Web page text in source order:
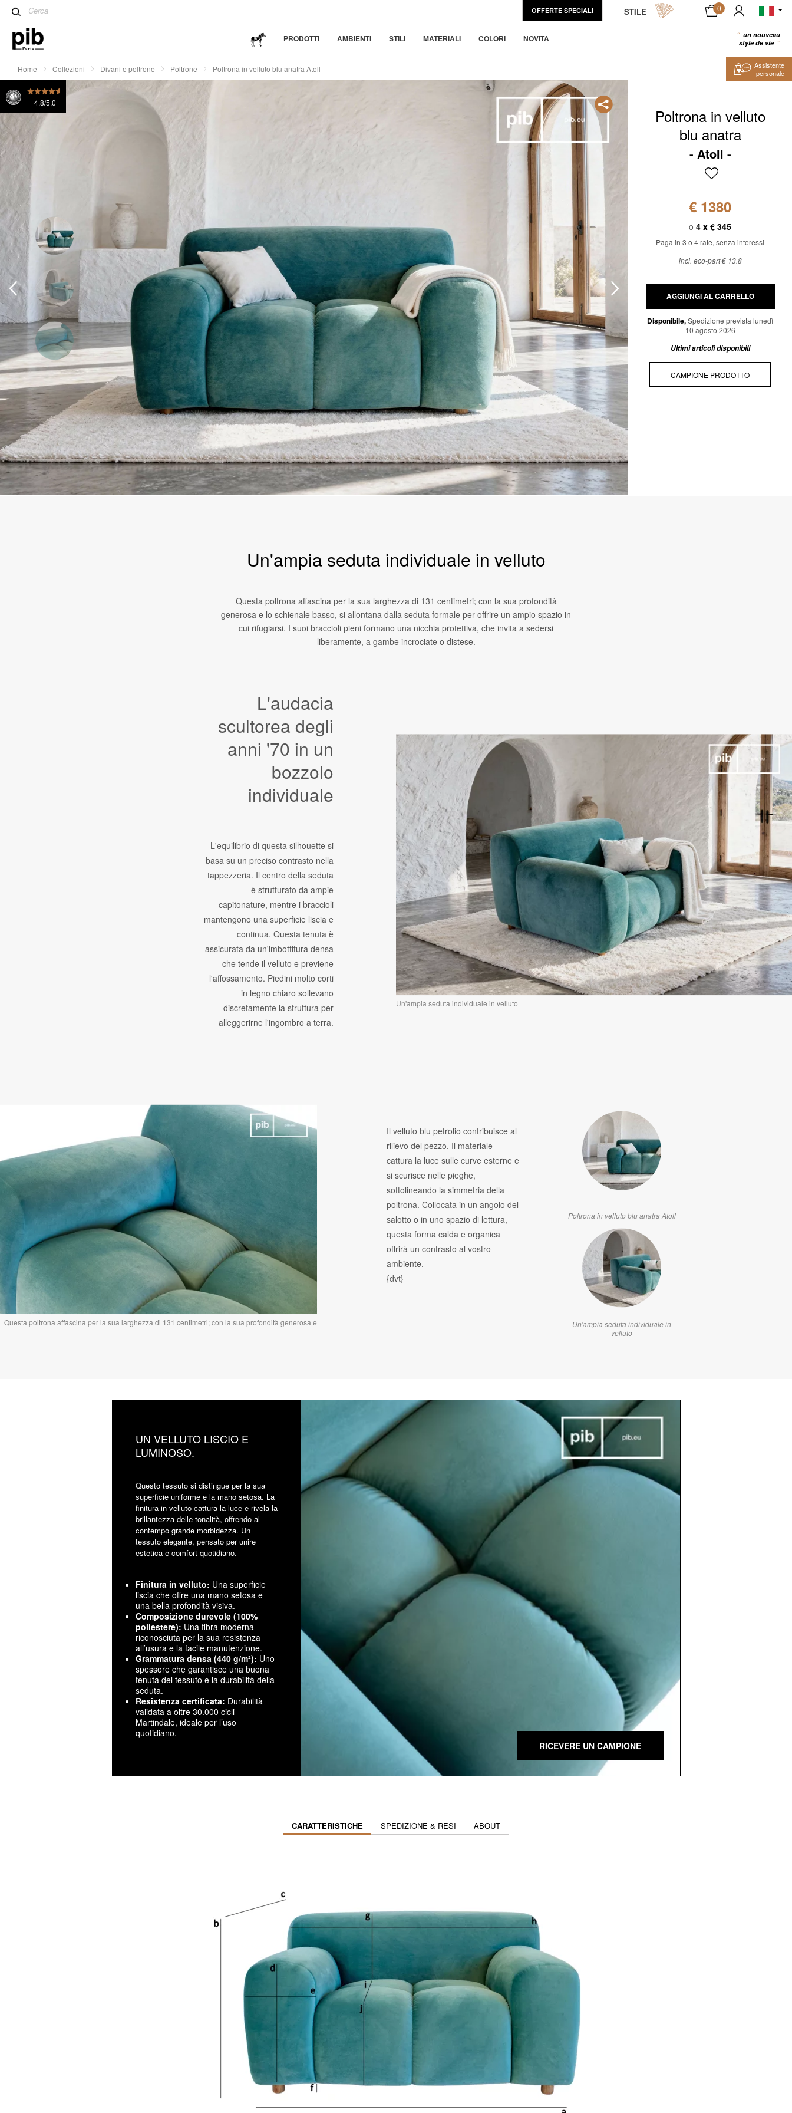
OFFERTE SPECIALI STILE 0
Wabi-Sabi: l'arte di trovare la bellezza nella
PRODOTTI AMBIENTI STILI MATERIALI COLORI NOVITÀ
un nouveau
style de vie
CAMPIONE PRODOTTO AGGIUNGI AL CARRELLO
Home Collezioni Divani e poltrone Poltrone Poltrona in velluto blu anatra Atoll
Poltrona in velluto
blu anatra
Atoll
€ 1380
o 4 x € 345
Paga in 3 o 4 rate, senza interessi
incl. eco-part € 13.8
AGGIUNGI AL CARRELLO
Disponibile,Spedizione prevista lunedì
10 agosto 2026
Ultimi articoli disponibili
CAMPIONE PRODOTTO
Un'ampia seduta individuale in velluto
Questa poltrona affascina per la sua larghezza di 131 centimetri; con la sua profondità
generosa e lo schienale basso, si allontana dalla seduta formale per offrire un ampio spazio in
cui rifugiarsi. I suoi braccioli pieni formano una nicchia protettiva, che invita a sedersi
liberamente, a gambe incrociate o distese.
Un'ampia seduta individuale in velluto
L'audacia
scultorea degli
anni '70 in un
bozzolo
individuale
L'equilibrio di questa silhouette si
basa su un preciso contrasto nella
tappezzeria. Il centro della seduta
è strutturato da ampie
capitonature, mentre i braccioli
mantengono una superficie liscia e
continua. Questa tenuta è
assicurata da un'imbottitura densa
che tende il velluto e previene
l'affossamento. Piedini molto corti
in legno chiaro sollevano
discretamente la struttura per
alleggerirne l'ingombro a terra.
Questa poltrona affascina per la sua larghezza di 131 centimetri; con la sua profondità generosa e
Il velluto blu petrolio contribuisce al
rilievo del pezzo. Il materiale
cattura la luce sulle curve esterne e
si scurisce nelle pieghe,
sottolineando la simmetria della
poltrona. Collocata in un angolo del
salotto o in uno spazio di lettura,
questa forma calda e organica
offrirà un contrasto al vostro
ambiente.
{dvt}
Poltrona in velluto blu anatra Atoll
Un'ampia seduta individuale in
velluto
UN VELLUTO LISCIO E
LUMINOSO.
Questo tessuto si distingue per la sua
superficie uniforme e la mano setosa. La
finitura in velluto cattura la luce e rivela la
brillantezza delle tonalità, offrendo al
contempo grande morbidezza. Un
tessuto elegante, pensato per unire
estetica e comfort quotidiano.
Finitura in velluto: Una superficie
liscia che offre una mano setosa e
una bella profondità visiva.
Composizione durevole (100%
poliestere): Una fibra moderna
riconosciuta per la sua resistenza
all’usura e la facile manutenzione.
Grammatura densa (440 g/m²): Uno
spessore che garantisce una buona
tenuta del tessuto e la durabilità della
seduta.
Resistenza certificata: Durabilità
validata a oltre 30.000 cicli
Martindale, ideale per l’uso
quotidiano.
RICEVERE UN CAMPIONE
CARATTERISTICHE SPEDIZIONE & RESI ABOUT
4,8/5,0
Assistente
personale